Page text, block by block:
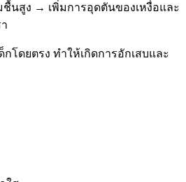
นสูง → เพิ่มการอุดตันของเหงื่อและ
โดยตรง ทำให้เกิดการอักเสบและ